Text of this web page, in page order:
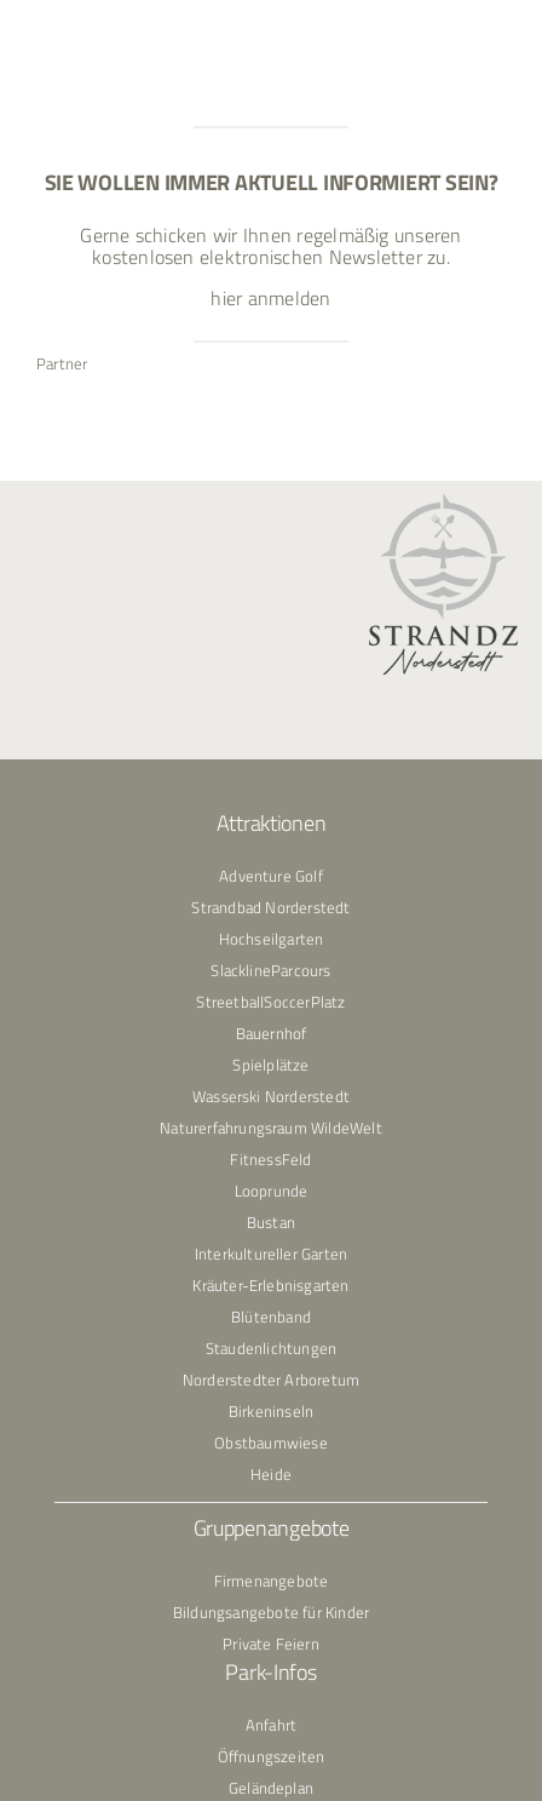
SIE WOLLEN IMMER AKTUELL INFORMIERT SEIN?
Gerne schicken wir Ihnen regelmäßig unseren
kostenlosen elektronischen Newsletter zu.
hier anmelden
Partner
Attraktionen
Adventure Golf
Strandbad Norderstedt
Hochseilgarten
SlacklineParcours
StreetballSoccerPlatz
Bauernhof
Spielplätze
Wasserski Norderstedt
Naturerfahrungsraum WildeWelt
FitnessFeld
Looprunde
Bustan
Interkultureller Garten
Kräuter-Erlebnisgarten
Blütenband
Staudenlichtungen
Norderstedter Arboretum
Birkeninseln
Obstbaumwiese
Heide
Gruppenangebote
Firmenangebote
Bildungsangebote für Kinder
Private Feiern
Park-Infos
Anfahrt
Öffnungszeiten
Geländeplan